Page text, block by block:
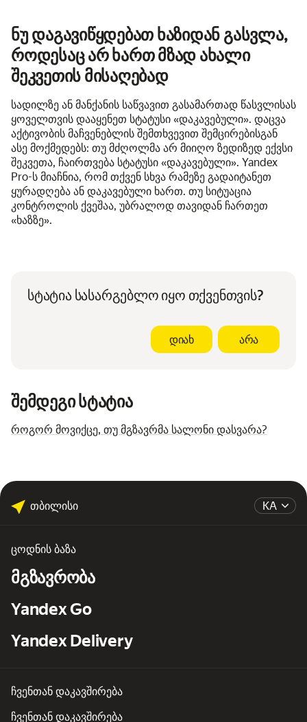
ნუ დაგავიწყდებათ ხაზიდან გასვლა,
როდესაც არ ხართ მზად ახალი
შეკვეთის მისაღებად
სადილზე ან მანქანის საწვავით გასამართად წასვლისას
ყოველთვის დააყენეთ სტატუსი «დაკავებული». დაცვა
აქტივობის მაჩვენებლის შემთხვევით შემცირებისგან
ასე მოქმედებს: თუ მძღოლმა არ მიიღო ზედიზედ ექვსი
შეკვეთა, ჩაირთვება სტატუსი «დაკავებული». Yandex
Pro-ს მიაჩნია, რომ თქვენ სხვა რამეზე გადაიტანეთ
ყურადღება ან დაკავებული ხართ. თუ სიტუაცია
კონტროლის ქვეშაა, უბრალოდ თავიდან ჩართეთ
«ხაზზე».
სტატია სასარგებლო იყო თქვენთვის?
დიახ არა
შემდეგი სტატია
როგორ მოვიქცე, თუ მგზავრმა სალონი დასვარა?
KA
თბილისი
ცოდნის ბაზა
მგზავრობა
Yandex Go
Yandex Delivery
ჩვენთან დაკავშირება
ჩვენთან დაკავშირება